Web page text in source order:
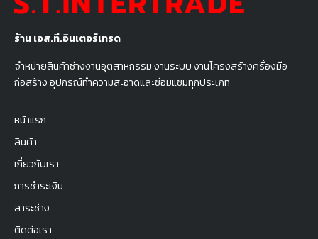
ร้าน เอส.ที.อินเตอร์เทรด
จำหน่ายสินค้าช่างงานอุตสาหกรรม งานระบบ งานโครงสร้างครื่องมือ
ก่อสร้าง อุปกรณ์ทำความสะอาดและซ่อมแซมทุกประเภท
หน้าแรก
สินค้า
เกี่ยวกับเรา
การชำระเงิน
สาระช่าง
ติดต่อเรา